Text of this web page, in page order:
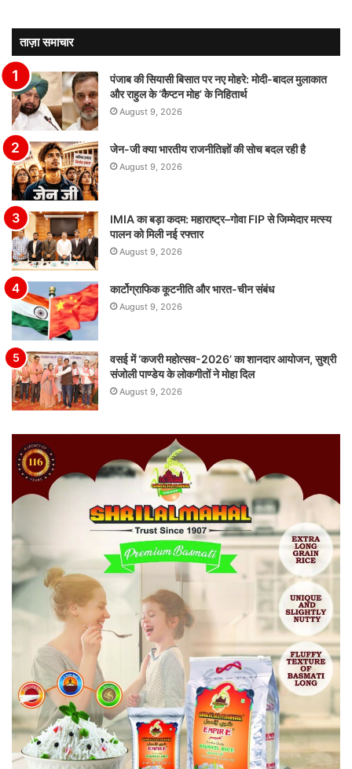
ताज़ा समाचार
पंजाब की सियासी बिसात पर नए मोहरे: मोदी-बादल मुलाकात
और राहुल के ‘कैप्टन मोह’ के निहितार्थ
August 9, 2026
जेन-जी क्या भारतीय राजनीतिज्ञों की सोच बदल रही है
August 9, 2026
IMIA का बड़ा कदम: महाराष्ट्र–गोवा FIP से जिम्मेदार मत्स्य
पालन को मिली नई रफ्तार
August 9, 2026
कार्टोग्राफिक कूटनीति और भारत-चीन संबंध
August 9, 2026
वसई में ‘कजरी महोत्सव-2026’ का शानदार आयोजन, सुश्री
संजोली पाण्डेय के लोकगीतों ने मोहा दिल
August 9, 2026